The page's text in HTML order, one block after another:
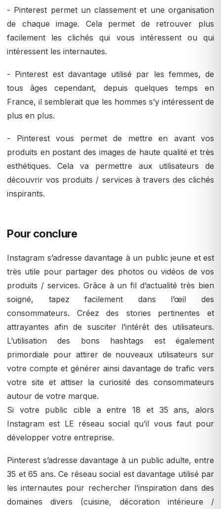
- Pinterest permet un classement et une organisation
de chaque image. Cela permet de retrouver plus
facilement les clichés qui vous intéressent ou qui
intéressent les internautes.
- Pinterest est davantage utilisé par les femmes, de
tous âges cependant, depuis quelques temps en
France, il semblerait que les hommes s’y intéressent de
plus en plus.
- Pinterest vous permet de mettre en avant vos
produits en postant des images de haute qualité et très
esthétiques. Cela va permettre aux utilisateurs de
découvrir vos produits / services à travers des clichés
inspirants.
Pour conclure
Instagram s’adresse davantage à un public jeune et est
très utile pour partager des photos ou vidéos de vos
produits / services. Grâce à un fil d’actualité très bien
soigné, tapez facilement dans l’œil des
consommateurs. Créez des stories pertinentes et
attrayantes afin de susciter l’intérêt des utilisateurs.
L’utilisation des bons hashtags est également
primordiale pour attirer de nouveaux utilisateurs sur
votre compte et générer ainsi davantage de trafic vers
votre site et attiser la curiosité des consommateurs
autour de votre marque.
Si votre public cible a entre 18 et 35 ans, alors
Instagram est LE réseau social qu’il vous faut pour
développer votre entreprise.
Pinterest s’adresse davantage à un public adulte, entre
35 et 65 ans. Ce réseau social est davantage utilisé par
les internautes pour rechercher l’inspiration dans des
domaines divers (cuisine, décoration intérieure /